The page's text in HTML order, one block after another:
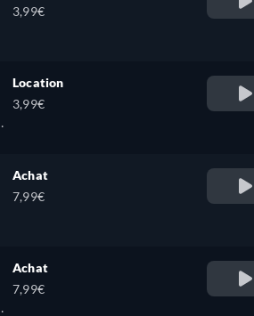
3,99€
Location
3,99€
Achat
7,99€
Achat
7,99€